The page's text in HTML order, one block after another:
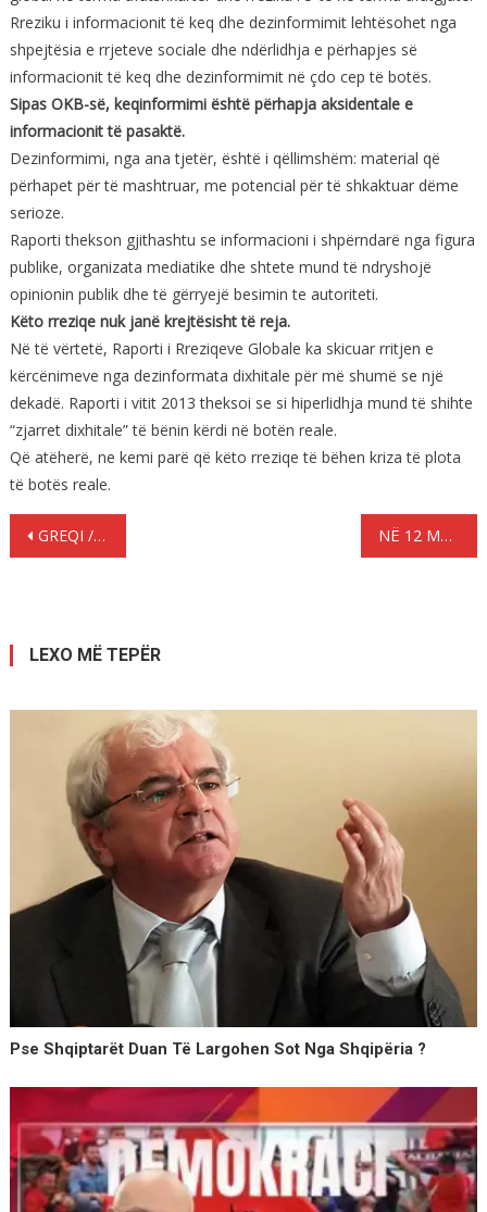
Rreziku i informacionit të keq dhe dezinformimit lehtësohet nga
shpejtësia e rrjeteve sociale dhe ndërlidhja e përhapjes së
informacionit të keq dhe dezinformimit në çdo cep të botës.
Sipas OKB-së, keqinformimi është përhapja aksidentale e
informacionit të pasaktë.
Dezinformimi, nga ana tjetër, është i qëllimshëm: material që
përhapet për të mashtruar, me potencial për të shkaktuar dëme
serioze.
Raporti thekson gjithashtu se informacioni i shpërndarë nga figura
publike, organizata mediatike dhe shtete mund të ndryshojë
opinionin publik dhe të gërryejë besimin te autoriteti.
Këto rreziqe nuk janë krejtësisht të reja.
Në të vërtetë, Raporti i Rreziqeve Globale ka skicuar rritjen e
kërcënimeve nga dezinformata dixhitale për më shumë se një
dekadë. Raporti i vitit 2013 theksoi se si hiperlidhja mund të shihte
“zjarret dixhitale” të bënin kërdi në botën reale.
Që atëherë, ne kemi parë që këto rreziqe të bëhen kriza të plota
të botës reale.
Lëvizje
GREQI / ZHDUKET 41-VJEÇARI SHQIPTAR- JETA E TIJ NË RREZIK NË 12 MUAJ, 128 GAZETARË TË VRARË NË LUFTËN IZRAEL- HAMAS
LEXO MË TEPËR
Pse Shqiptarët Duan Të Largohen Sot Nga Shqipëria ?